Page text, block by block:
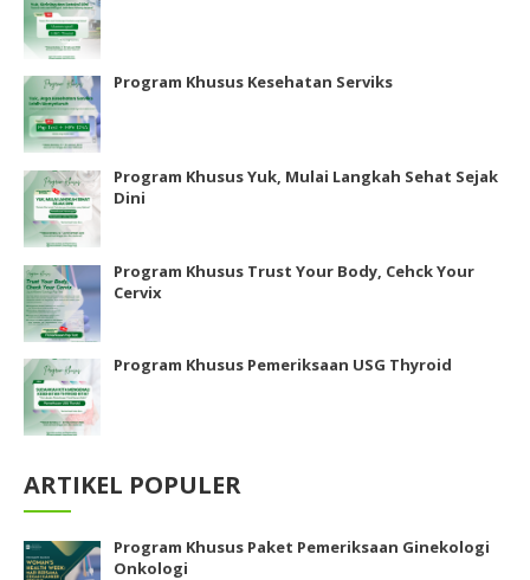
Program Khusus Kesehatan Serviks
Program Khusus Yuk, Mulai Langkah Sehat Sejak
Dini
Program Khusus Trust Your Body, Cehck Your
Cervix
Program Khusus Pemeriksaan USG Thyroid
ARTIKEL POPULER
Program Khusus Paket Pemeriksaan Ginekologi
Onkologi